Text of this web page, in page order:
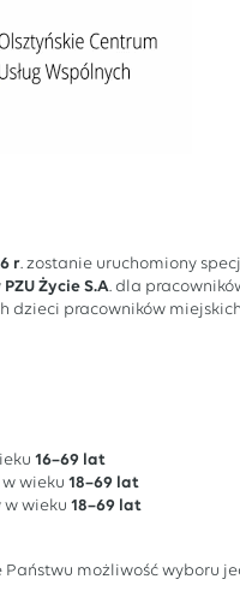
r. zostanie uruchomiony
PZU Życie S.A. dla
dzieci pracowników
16–69 lat
wieku 18–69 lat
w wieku 18–69 lat
możliwość wyboru